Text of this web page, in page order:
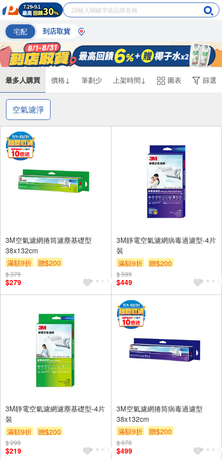
宅配 到店取貨
最多人購買 價格↓ 筆劃少 上架時間↓ 圖表 篩選
空氣濾淨
3M空氣濾網捲筒濾塵基礎型
38x132cm
滿額9折
贈$200
$ 379
$279
3M靜電空氣濾網病毒過濾型-4片
裝
滿額9折
贈$200
$ 599
$449
3M靜電空氣濾網濾塵基礎型-4片
裝
滿額9折
贈$200
$ 299
$219
3M空氣濾網捲筒病毒過濾型
38x132cm
滿額9折
贈$200
$ 679
$499